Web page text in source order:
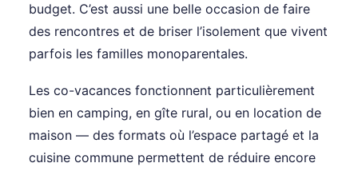
budget. C’est aussi une belle occasion de faire
des rencontres et de briser l’isolement que vivent
parfois les familles monoparentales.
Les co-vacances fonctionnent particulièrement
bien en camping, en gîte rural, ou en location de
maison — des formats où l’espace partagé et la
cuisine commune permettent de réduire encore